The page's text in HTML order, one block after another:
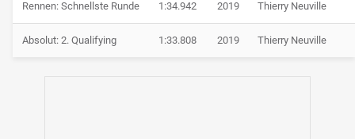
Rennen: Schnellste Runde 1:34.942 2019 Thierry Neuville
Absolut: 2. Qualifying 1:33.808 2019 Thierry Neuville